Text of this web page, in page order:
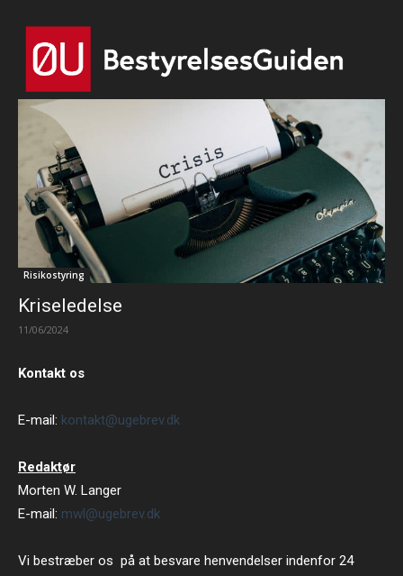
Risikostyring
Kriseledelse
11/06/2024
Kontakt os
E-mail: kontakt@ugebrev.dk
Redaktør
Morten W. Langer
E-mail: mwl@ugebrev.dk
Vi bestræber os på at besvare henvendelser indenfor 24